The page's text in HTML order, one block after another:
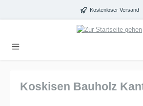
Kostenloser Versand
Koskisen Bauholz